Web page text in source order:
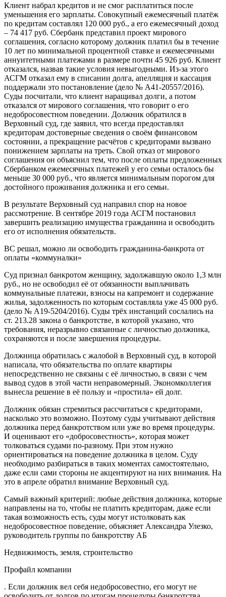
Клиент набрал кредитов и не смог расплатиться после
уменьшения его зарплаты. Совокупный ежемесячный платёж
по кредитам составлял 120 000 руб., а его ежемесячный доход
– 74 417 руб. Сбербанк представил проект мирового
соглашения, согласно которому должник платил бы в течение
10 лет по минимальной процентной ставке и ежемесячными
аннуитетными платежами в размере почти 45 926 руб. Клиент
отказался, назвав такие условия невыгодными. Из-за этого
АСГМ отказал ему в списании долга, апелляция и кассация
поддержали это постановление (дело № А41-20557/2016).
Суды посчитали, что клиент наращивал долги, а потом
отказался от мирового соглашения, что говорит о его
недобросовестном поведении. Должник обратился в
Верховный суд, где заявил, что всегда предоставлял
кредиторам достоверные сведения о своём финансовом
состоянии, а прекращение расчётов с кредиторами вызвано
понижением зарплаты на треть. Свой отказ от мирового
соглашения он объяснил тем, что после оплаты предложенных
Сбербанком ежемесячных платежей у его семьи осталось бы
меньше 30 000 руб., что является минимальным порогом для
достойного проживания должника и его семьи.
В результате Верховный суд направил спор на новое
рассмотрение. В сентябре 2019 года АСГМ постановил
завершить реализацию имущества гражданина и освободить
его от исполнения обязательств.
ВС решал, можно ли освободить гражданина-банкрота от
оплаты «коммуналки»
Суд признал банкротом женщину, задолжавшую около 1,3 млн
руб., но не освободил её от обязанности выплачивать
коммунальные платежи, взносы на капремонт и содержание
жилья, задолженность по которым составляла уже 45 000 руб.
(дело № А19-5204/2016). Суды трёх инстанций сослались на
ст. 213.28 закона о банкротстве, в которой указано, что
требования, неразрывно связанные с личностью должника,
сохраняются и после завершения процедуры.
Должница обратилась с жалобой в Верховный суд, в которой
написала, что обязательства по оплате квартиры
непосредственно не связаны с её личностью, в связи с чем
вывод судов в этой части неправомерный. Экономколлегия
вынесла решение в её пользу и «простила» ей долг.
Должник обязан стремиться рассчитаться с кредиторами,
насколько это возможно. Поэтому суды учитывают действия
должника перед банкротством или уже во время процедуры.
И оценивают его «добросовестность», которая может
толковаться судами по-разному. При этом нужно
ориентироваться на поведение должника в целом. Суду
необходимо разбираться в таких моментах самостоятельно,
даже если сами стороны не акцентируют на них внимания. На
это в апреле обратил внимание Верховный суд.
Самый важный критерий: любые действия должника, которые
направлены на то, чтобы не платить кредиторам, даже если
такая возможность есть, суды могут истолковать как
недобросовестное поведение, объясняет Александра Улезко,
руководитель группы по банкротству АБ
Недвижимость, земля, строительство
Профайл компании
. Если должник вел себя недобросовестно, его могут не